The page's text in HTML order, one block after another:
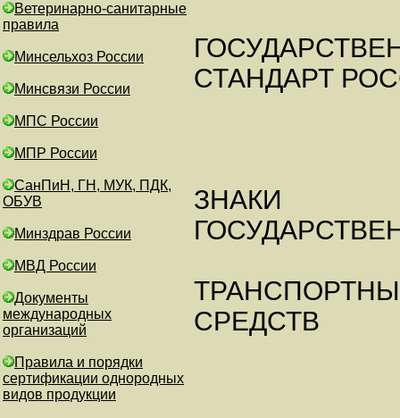
Ветеринарно-санитарные
правила
Минсельхоз России
Минсвязи России
МПС России
МПР России
СанПиН, ГН, МУК, ПДК,
ОБУВ
Минздрав России
МВД России
Документы
международных
организаций
Правила и порядки
сертификации однородных
видов продукции
СТАНДАРТ
ЗНАКИ
СРЕДСТВ